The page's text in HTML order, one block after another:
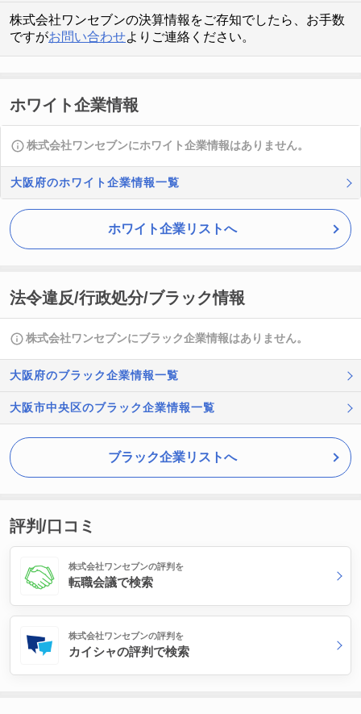
株式会社ワンセブンの決算情報をご存知でしたら、お手数
ですがお問い合わせよりご連絡ください。
ホワイト企業情報
株式会社ワンセブンにホワイト企業情報はありません。
大阪府のホワイト企業情報一覧
ホワイト企業リストへ
法令違反/行政処分/ブラック情報
株式会社ワンセブンにブラック企業情報はありません。
大阪府のブラック企業情報一覧
大阪市中央区のブラック企業情報一覧
ブラック企業リストへ
評判/口コミ
株式会社ワンセブンの評判を
転職会議で検索
株式会社ワンセブンの評判を
カイシャの評判で検索